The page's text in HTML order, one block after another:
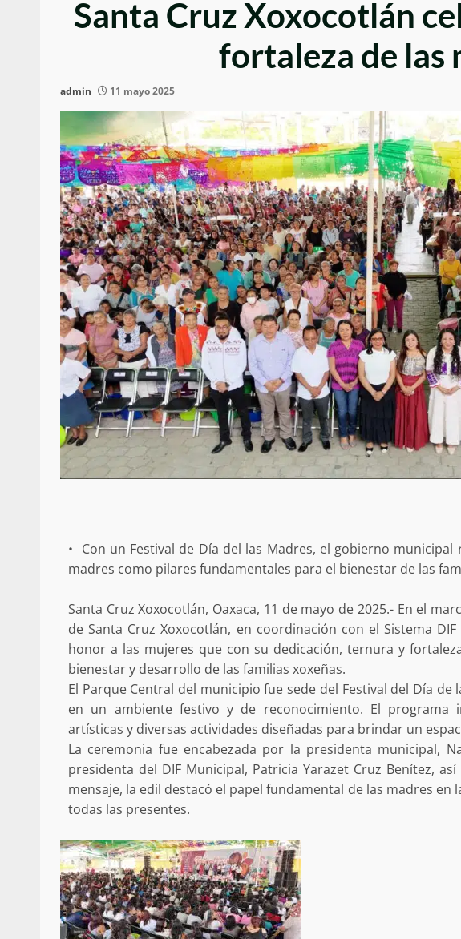
Santa Cruz Xoxocotlán
fortaleza de las
admin 11 mayo 2025
•⁠ ⁠Con un Festival de Día del las Madres, el gobierno
madres como pilares fundamentales para el bienestar de las
Santa Cruz Xoxocotlán, Oaxaca, 11 de mayo de 2025.- En el
de Santa Cruz Xoxocotlán, en coordinación con el Sistema
honor a las mujeres que con su dedicación, ternura y
bienestar y desarrollo de las familias xoxeñas.
El Parque Central del municipio fue sede del Festival del Día
en un ambiente festivo y de reconocimiento. El programa
artísticas y diversas actividades diseñadas para brindar un
La ceremonia fue encabezada por la presidenta municipal,
presidenta del DIF Municipal, Patricia Yarazet Cruz Benítez,
mensaje, la edil destacó el papel fundamental de las madres en
todas las presentes.
ANUNCIA SENADOR ANTONINO MORALES
REFORMA ESTRUCTURAL AL ISSSTE EN
MATERIA DE PENSIONES Y CONCUBINATO
20 febrero 2026